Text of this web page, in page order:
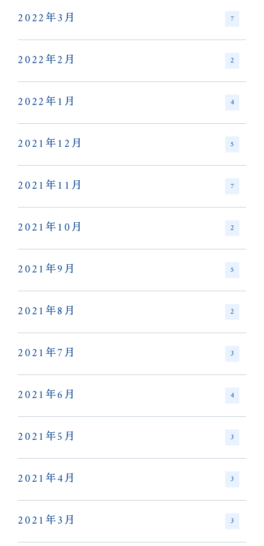
2022年3月 7
2022年2月 2
2022年1月 4
2021年12月 5
2021年11月 7
2021年10月 2
2021年9月 5
2021年8月 2
2021年7月 3
2021年6月 4
2021年5月 3
2021年4月 3
2021年3月 3